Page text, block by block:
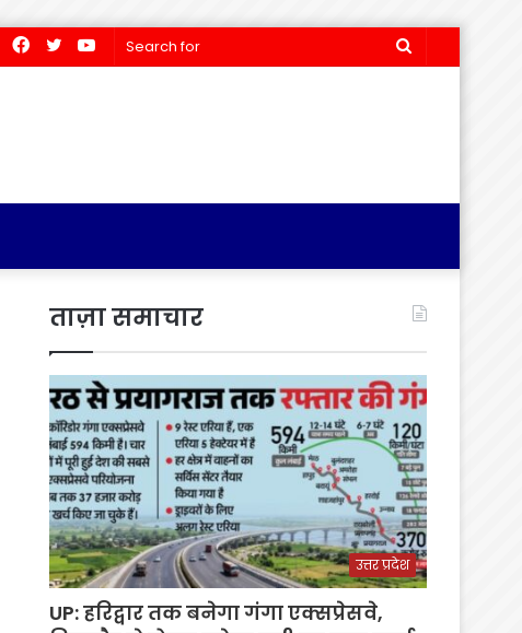
Search
YouTube
Twitter
Facebook
ताज़ा समाचार
उत्तर प्रदेश
UP: हरिद्वार तक बनेगा गंगा एक्सप्रेसवे,